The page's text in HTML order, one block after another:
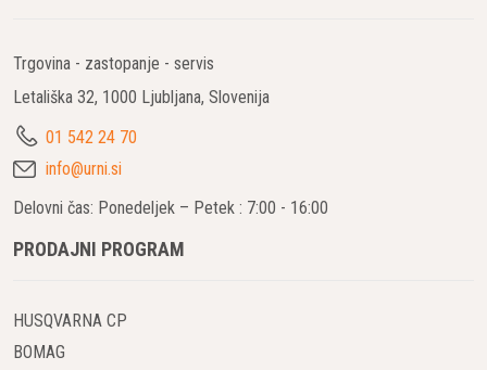
Trgovina - zastopanje - servis
Letališka 32, 1000 Ljubljana, Slovenija
01 542 24 70
info@urni.si
Delovni čas: Ponedeljek – Petek : 7:00 - 16:00
PRODAJNI PROGRAM
HUSQVARNA CP
BOMAG